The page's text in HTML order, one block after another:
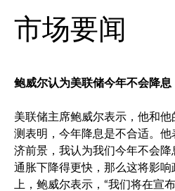
市场要闻
鲍威尔认为美联储今年不会降息
美联储主席鲍威尔表示，他和
测表明，今年降息是不合适。他
济前景，我认为我们今年不会
通胀下降得更快，那么这将影
上，鲍威尔表示，“我们将在宣